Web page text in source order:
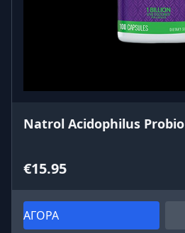
Natrol Acidophilus Probio
€15.95
ΑΓΟΡΑ